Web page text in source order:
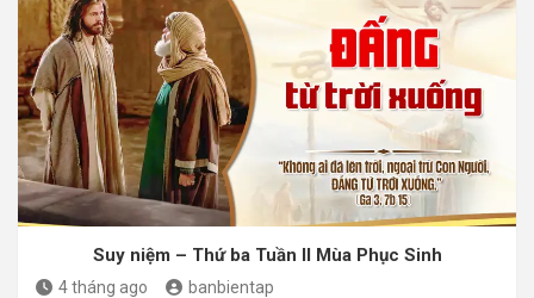
Suy niệm – Thứ ba Tuần II Mùa Phục Sinh
4 tháng ago banbientap